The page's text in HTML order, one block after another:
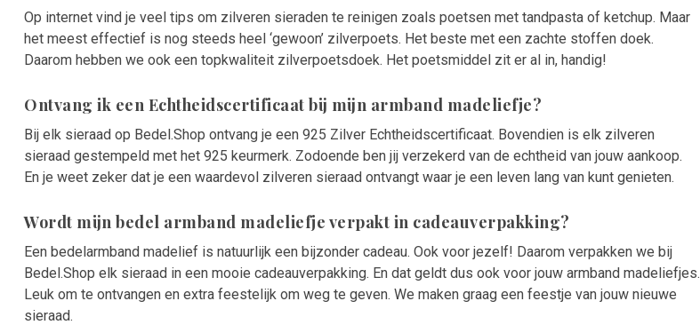
Op internet vind je veel tips om zilveren sieraden te reinigen zoals poetsen met tandpasta of ketchup. Maar
het meest effectief is nog steeds heel ‘gewoon’ zilverpoets. Het beste met een zachte stoffen doek.
Daarom hebben we ook een topkwaliteit zilverpoetsdoek. Het poetsmiddel zit er al in, handig!
Ontvang ik een Echtheidscertificaat bij mijn armband madeliefje?
Bij elk sieraad op Bedel.Shop ontvang je een 925 Zilver Echtheidscertificaat. Bovendien is elk zilveren
sieraad gestempeld met het 925 keurmerk. Zodoende ben jij verzekerd van de echtheid van jouw aankoop.
En je weet zeker dat je een waardevol zilveren sieraad ontvangt waar je een leven lang van kunt genieten.
Wordt mijn bedel armband madeliefje verpakt in cadeauverpakking?
Een bedelarmband madelief is natuurlijk een bijzonder cadeau. Ook voor jezelf! Daarom verpakken we bij
Bedel.Shop elk sieraad in een mooie cadeauverpakking. En dat geldt dus ook voor jouw armband madeliefjes.
Leuk om te ontvangen en extra feestelijk om weg te geven. We maken graag een feestje van jouw nieuwe
sieraad.